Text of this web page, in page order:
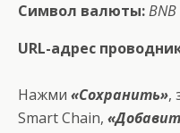
Символ валюты:BNB
URL-адрес
Нажми «Сохранить»,
Smart Chain,